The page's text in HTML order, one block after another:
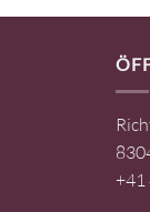
+41